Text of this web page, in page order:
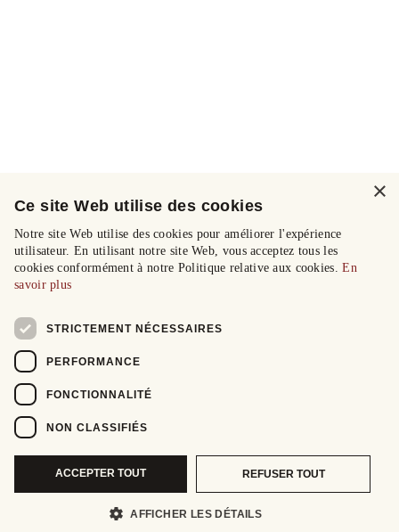
×
Ce site Web utilise des cookies
Notre site Web utilise des cookies pour améliorer l'expérience
utilisateur. En utilisant notre site Web, vous acceptez tous les
cookies conformément à notre Politique relative aux cookies.En
savoir plus
STRICTEMENT NÉCESSAIRES
PERFORMANCE
FONCTIONNALITÉ
NON CLASSIFIÉS
ACCEPTER TOUT REFUSER TOUT
AFFICHER LES DÉTAILS